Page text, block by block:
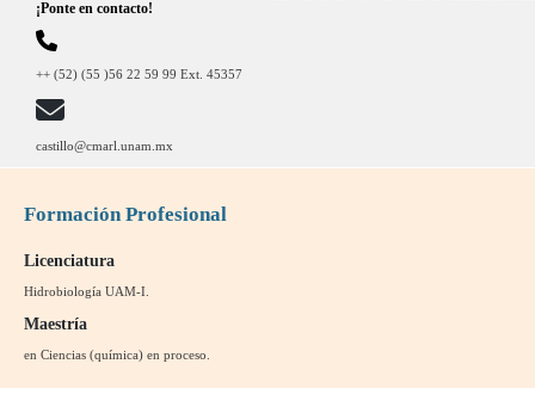
¡Ponte en contacto!
++ (52) (55 )56 22 59 99 Ext. 45357
castillo@cmarl.unam.mx
Formación Profesional
Licenciatura
Hidrobiología UAM-I.
Maestría
en Ciencias (química) en proceso.